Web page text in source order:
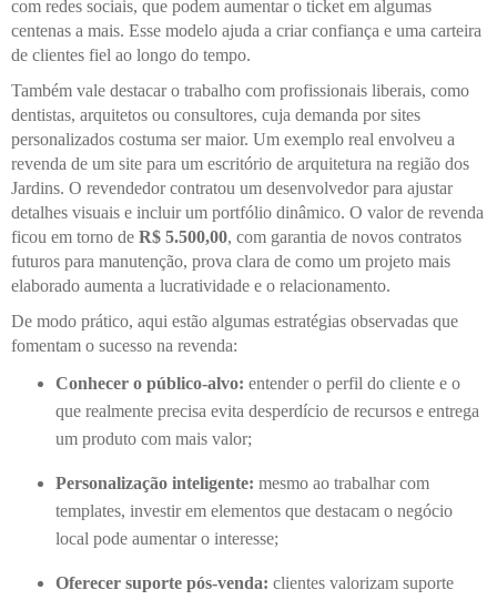
com redes sociais, que podem aumentar o ticket em algumas
centenas a mais. Esse modelo ajuda a criar confiança e uma carteira
de clientes fiel ao longo do tempo.
Também vale destacar o trabalho com profissionais liberais, como
dentistas, arquitetos ou consultores, cuja demanda por sites
personalizados costuma ser maior. Um exemplo real envolveu a
revenda de um site para um escritório de arquitetura na região dos
Jardins. O revendedor contratou um desenvolvedor para ajustar
detalhes visuais e incluir um portfólio dinâmico. O valor de revenda
ficou em torno de R$ 5.500,00, com garantia de novos contratos
futuros para manutenção, prova clara de como um projeto mais
elaborado aumenta a lucratividade e o relacionamento.
De modo prático, aqui estão algumas estratégias observadas que
fomentam o sucesso na revenda:
Conhecer o público-alvo: entender o perfil do cliente e o
que realmente precisa evita desperdício de recursos e entrega
um produto com mais valor;
Personalização inteligente: mesmo ao trabalhar com
templates, investir em elementos que destacam o negócio
local pode aumentar o interesse;
Oferecer suporte pós-venda: clientes valorizam suporte